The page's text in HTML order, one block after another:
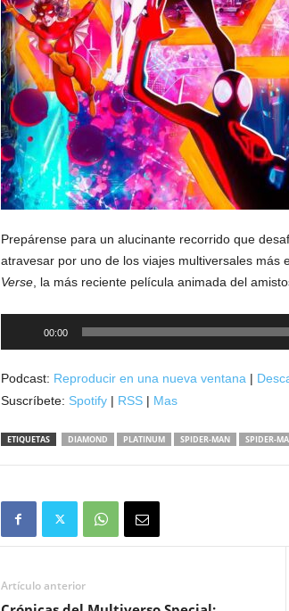
Prepárense para un alucinante recorrido que
atravesar por uno de los viajes multiversales más
Verse, la más reciente película animada del
00:00
Podcast: Reproducir en una nueva ventana|
Suscríbete: Spotify| RSS| Mas
ETIQUETAS DIAMOND PLATINUM SPIDER-MAN SPIDER-
Artículo anterior